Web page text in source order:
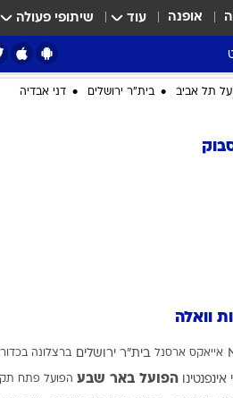
אופנה עוד שיתופי פעולה
תל אביב בית"ר ירושלים דני אבדיה
וואלה
אייאקס ארסנל בית"ר ירושלים ברצלונה
אינפנטינו הפועל באר שבע הפועל פתח